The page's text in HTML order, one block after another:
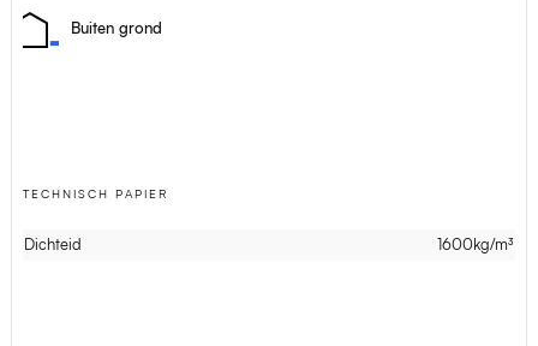
Buiten grond
TECHNISCH PAPIER
Dichteid 1600kg/m³